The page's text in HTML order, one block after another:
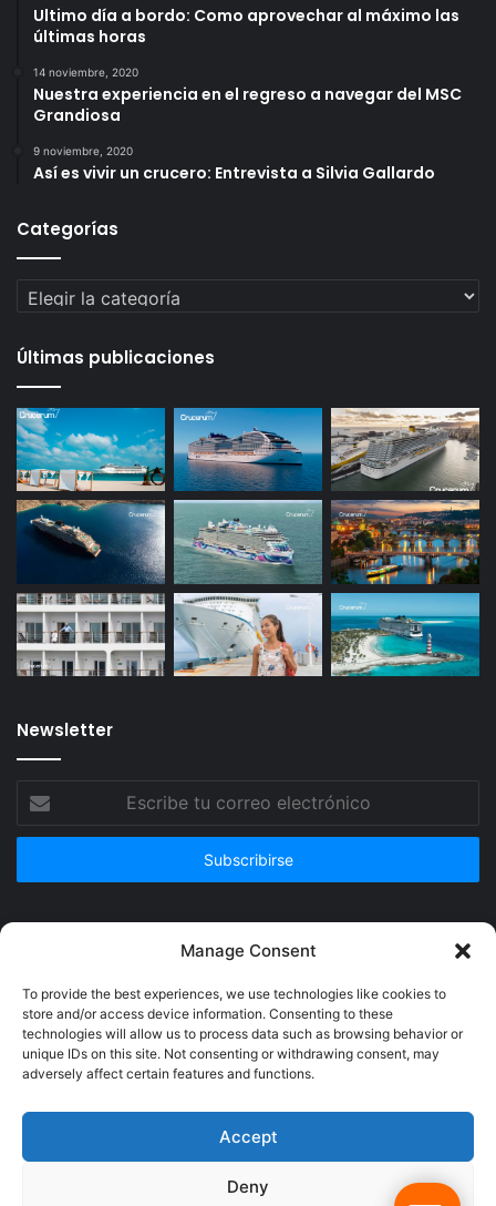
Manage Consent
To provide the best experiences, we use technologies like cookies to
store and/or access device information. Consenting to these
technologies will allow us to process data such as browsing behavior or
unique IDs on this site. Not consenting or withdrawing consent, may
adversely affect certain features and functions.
Accept
Deny
Ultimo día a bordo: Como aprovechar al máximo las
últimas horas
14 noviembre, 2020
Nuestra experiencia en el regreso a navegar del MSC
Grandiosa
9 noviembre, 2020
Así es vivir un crucero: Entrevista a Silvia Gallardo
Categorías
Categorías
Últimas publicaciones
Newsletter
correo
© Copyright 2026, Todos los derechos reservados @Crucerum |